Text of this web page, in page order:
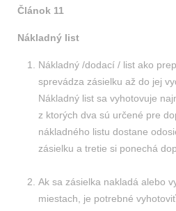
Článok 11
Nákladný list
Nákladný /dodací / list ako
sprevádza zásielku až do jej
Nákladný list sa vyhotovuje
z ktorých dva sú určené pre
nákladného listu dostane
zásielku a tretie si ponechá
Ak sa zásielka nakladá alebo
miestach, je potrebné